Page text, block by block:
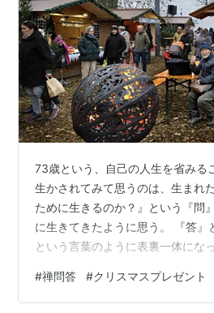
73歳という、自己の人生を省みる
生かされてみて思うのは、生まれ
ために生きるのか？』という『問
に生きてきたように思う。 『答』
という言葉のように表裏一体にな
っていても、そこに至る『問』が
かったし、まして『問答』という
#禅問答 #クリスマスプレゼント